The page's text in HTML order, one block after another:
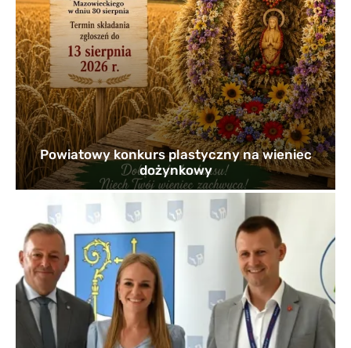
Powiatowy konkurs plastyczny na wieniec
dożynkowy